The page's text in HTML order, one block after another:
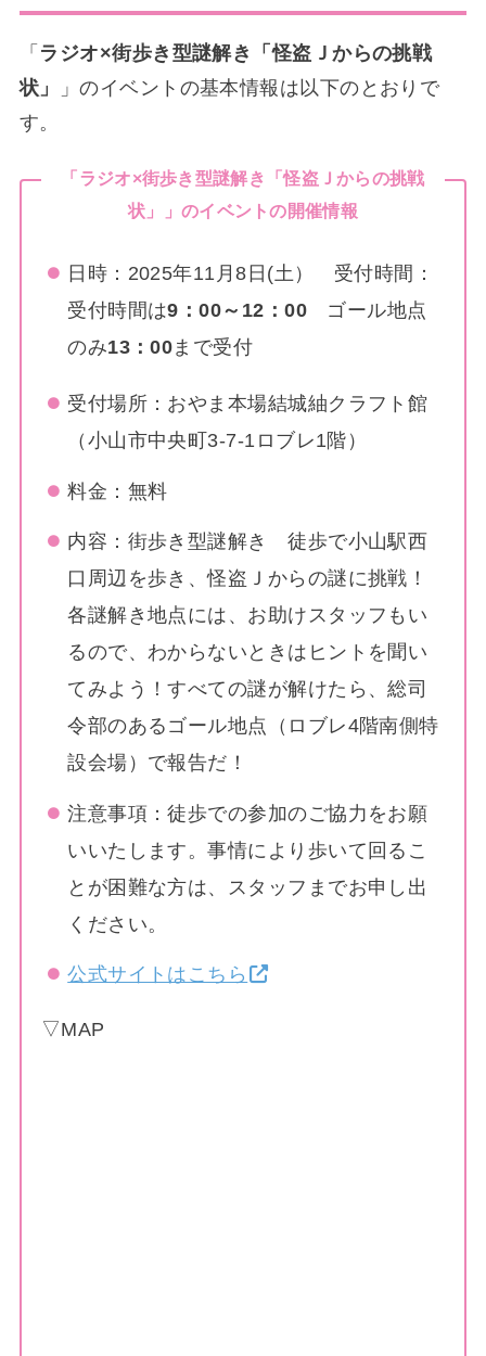
「 ラジオ×街歩き型謎解き「怪盗Ｊからの挑戦
状」
」のイベントの基本情報は以下のとおりで
す。
「 ラジオ×街歩き型謎解き「怪盗Ｊからの挑戦
状」
」のイベントの開催情報
日時：2025年11月8日(土） 受付時間：
受付時間は9：00～12：00ゴール地点
のみ13：00まで受付
受付場所：おやま本場結城紬クラフト館
（小山市中央町3-7-1ロブレ1階）
料金：無料
内容：街歩き型謎解き 徒歩で小山駅西
口周辺を歩き、怪盗Ｊからの謎に挑戦！
各謎解き地点には、お助けスタッフもい
るので、わからないときはヒントを聞い
てみよう！すべての謎が解けたら、総司
令部のあるゴール地点（ロブレ4階南側特
設会場）で報告だ！
注意事項：徒歩での参加のご協力をお願
いいたします。事情により歩いて回るこ
とが困難な方は、スタッフまでお申し出
ください。
公式サイトはこちら
▽MAP